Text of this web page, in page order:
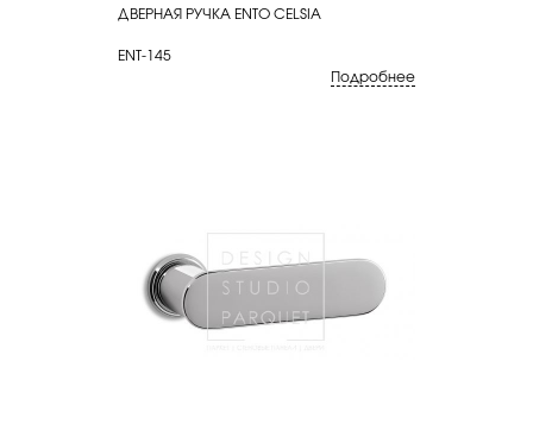
КУПИТЬ
ДВЕРНАЯ РУЧКА ENTO CELSIA
ENT-145
Подробнее